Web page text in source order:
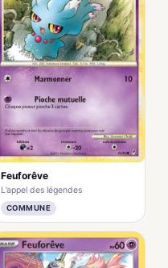
Feuforêve
L’appel des légendes
COMMUNE